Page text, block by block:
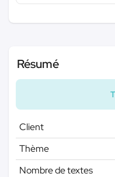
Résumé
Client
Thème
Nombre de textes